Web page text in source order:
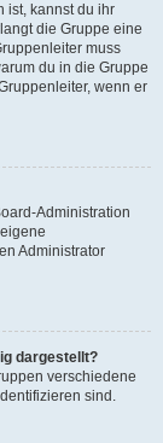
ist, kannst du ihr
die Gruppe eine
muss
du in die Gruppe
wenn er
Administration
Administrator
dargestellt?
verschiedene
sind.